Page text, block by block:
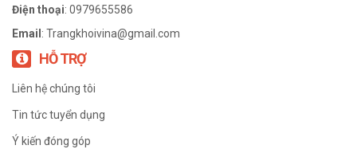
Điện thoại: 0979655586
Email : Trangkhoivina@gmail.com
HỖ TRỢ
Liên hệ chúng tôi
Tin tức tuyển dụng
Ý kiến đóng góp